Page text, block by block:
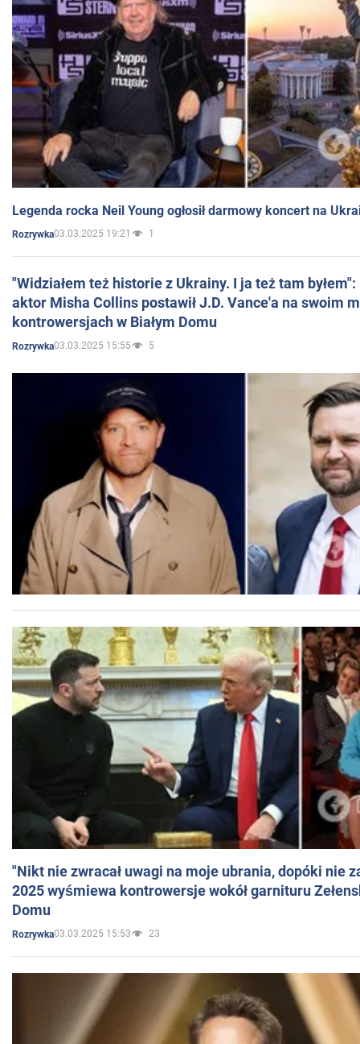
Legenda rocka Neil Young ogłosił darmowy koncert na
Rozrywka03.03.2025 19:21 1
"Widziałem też historie z Ukrainy. I ja też tam
aktor Misha Collins postawił J.D. Vance'a na swoim
kontrowersjach w Białym Domu
Rozrywka03.03.2025 15:55 5
"Nikt nie zwracał uwagi na moje ubrania, dopóki nie
2025 wyśmiewa kontrowersje wokół garnituru
Domu
Rozrywka03.03.2025 15:53 23